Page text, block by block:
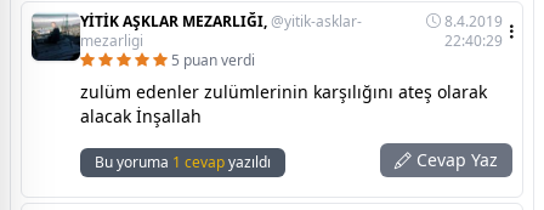
YİTİK AŞKLAR MEZARLIĞI,@yitik-asklar-
mezarligi
8.4.2019
22:40:29
5 puan verdi
zulüm edenler zulümlerinin karşılığını ateş olarak
alacak İnşallah
Bu yoruma 1 cevapyazıldı Cevap Yaz